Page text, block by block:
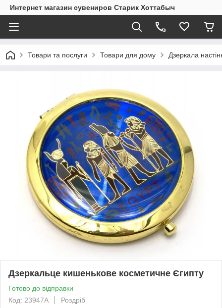
Интернет магазин сувениров Старик Хоттабыч
Товари та послуги Товари для дому Дзеркала
Дзеркальце кишенькове косметичне Єгипту
Готово до відправки
Код: 23947A
Роздріб